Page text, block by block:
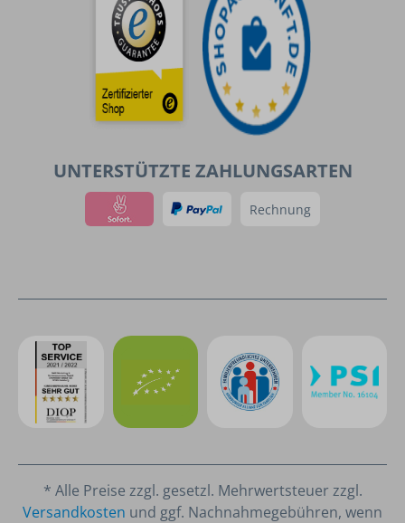
UNTERSTÜTZTE ZAHLUNGSARTEN
Rechnung
* Alle Preise zzgl. gesetzl. Mehrwertsteuer zzgl.
Versandkosten und ggf. Nachnahmegebühren, wenn